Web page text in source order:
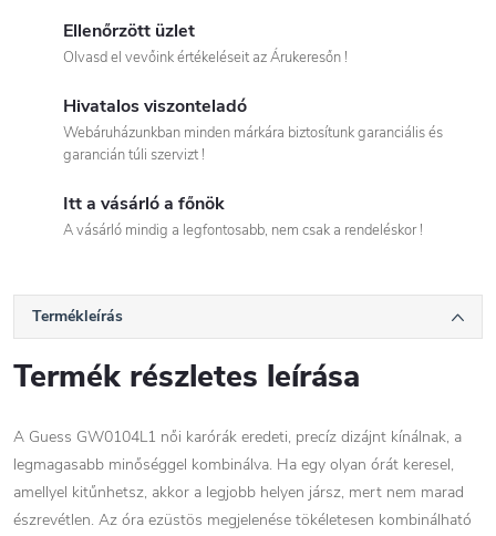
Ellenőrzött üzlet
Olvasd el vevőink értékeléseit az Árukeresőn !
Hivatalos viszonteladó
Webáruházunkban minden márkára biztosítunk garanciális és
garancián túli szervizt !
Itt a vásárló a főnök
A vásárló mindig a legfontosabb, nem csak a rendeléskor !
Termékleírás
Termék részletes leírása
A Guess GW0104L1 női karórák eredeti, precíz dizájnt kínálnak, a
legmagasabb minőséggel kombinálva. Ha egy olyan órát keresel,
amellyel kitűnhetsz, akkor a legjobb helyen jársz, mert nem marad
észrevétlen. Az óra ezüstös megjelenése tökéletesen kombinálható